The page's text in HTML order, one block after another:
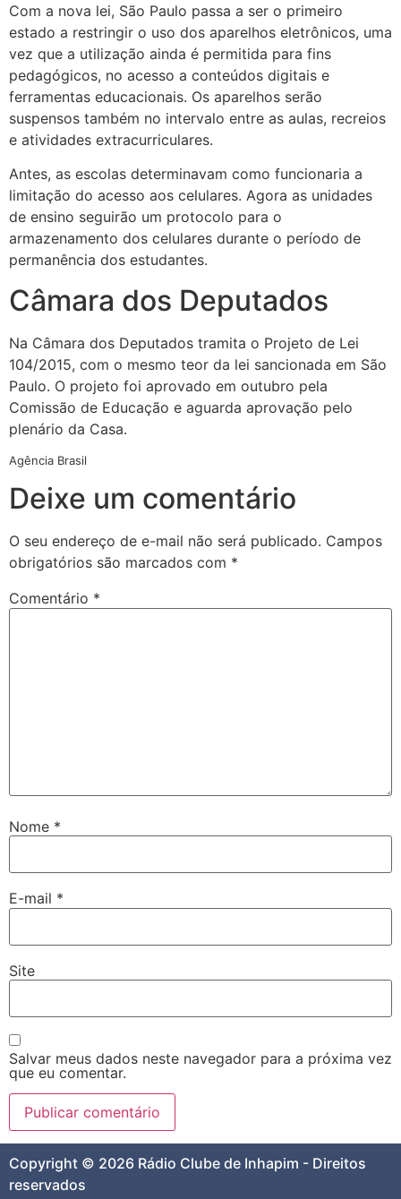
Com a nova lei, São Paulo passa a ser o primeiro
estado a restringir o uso dos aparelhos eletrônicos, uma
vez que a utilização ainda é permitida para fins
pedagógicos, no acesso a conteúdos digitais e
ferramentas educacionais. Os aparelhos serão
suspensos também no intervalo entre as aulas, recreios
e atividades extracurriculares.
Antes, as escolas determinavam como funcionaria a
limitação do acesso aos celulares. Agora as unidades
de ensino seguirão um protocolo para o
armazenamento dos celulares durante o período de
permanência dos estudantes.
Câmara dos Deputados
Na Câmara dos Deputados tramita o Projeto de Lei
104/2015, com o mesmo teor da lei sancionada em São
Paulo. O projeto foi aprovado em outubro pela
Comissão de Educação e aguarda aprovação pelo
plenário da Casa.
Agência Brasil
Deixe um comentário
O seu endereço de e-mail não será publicado. Campos
obrigatórios são marcados com *
Comentário *
Nome *
E-mail *
Site
Salvar meus dados neste navegador para a próxima vez
que eu comentar.
Copyright © 2026 Rádio Clube de Inhapim - Direitos
reservados